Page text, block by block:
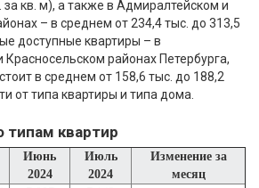
за кв. м), а также в Адмиралтейском и
– в среднем от 234,4 тыс. до 313,5
доступные квартиры – в
Красносельском районах Петербурга,
в среднем от 158,6 тыс. до 188,2
от типа квартиры и типа дома.
квартир
Июнь
2024
Июль
2024
Изменение за
месяц